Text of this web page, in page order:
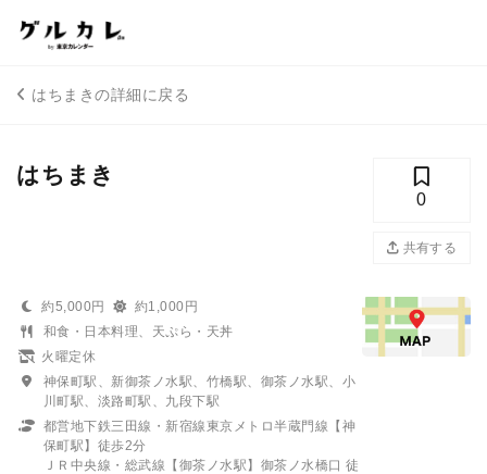
はちまきの詳細に戻る
はちまき
0
共有する
約5,000円
約1,000円
和食・日本料理、天ぷら・天丼
火曜定休
神保町駅、新御茶ノ水駅、竹橋駅、御茶ノ水駅、小
川町駅、淡路町駅、九段下駅
都営地下鉄三田線・新宿線東京メトロ半蔵門線【神
保町駅】徒歩2分
ＪＲ中央線・総武線【御茶ノ水駅】御茶ノ水橋口 徒